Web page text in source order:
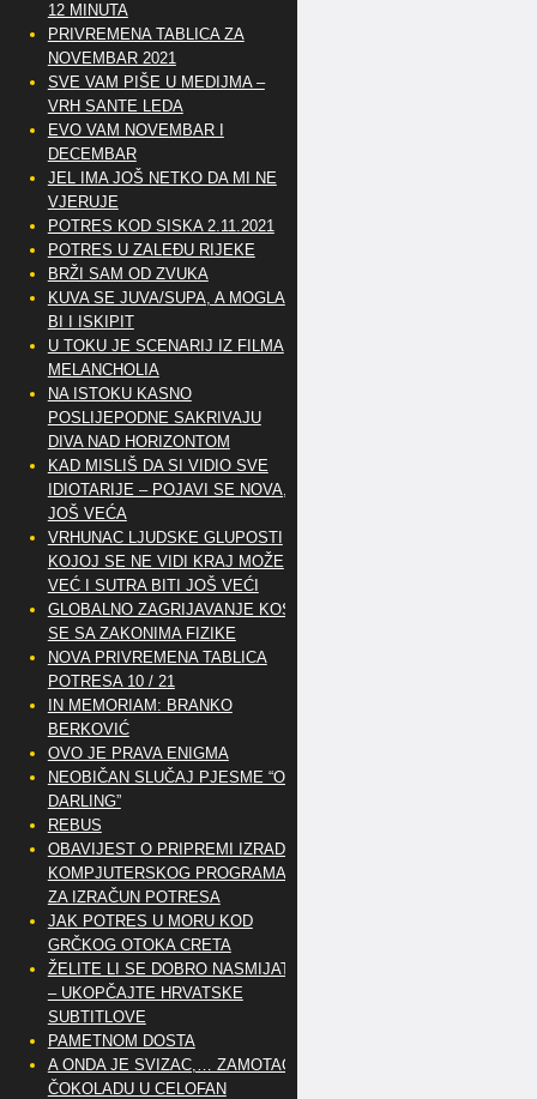
12 MINUTA
PRIVREMENA TABLICA ZA
NOVEMBAR 2021
SVE VAM PIŠE U MEDIJMA –
VRH SANTE LEDA
EVO VAM NOVEMBAR I
DECEMBAR
JEL IMA JOŠ NETKO DA MI NE
VJERUJE
POTRES KOD SISKA 2.11.2021
POTRES U ZALEĐU RIJEKE
BRŽI SAM OD ZVUKA
KUVA SE JUVA/SUPA, A MOGLA
BI I ISKIPIT
U TOKU JE SCENARIJ IZ FILMA
MELANCHOLIA
NA ISTOKU KASNO
POSLIJEPODNE SAKRIVAJU
DIVA NAD HORIZONTOM
KAD MISLIŠ DA SI VIDIO SVE
IDIOTARIJE – POJAVI SE NOVA,..
JOŠ VEĆA
VRHUNAC LJUDSKE GLUPOSTI
KOJOJ SE NE VIDI KRAJ MOŽE
VEĆ I SUTRA BITI JOŠ VEĆI
GLOBALNO ZAGRIJAVANJE KOSI
SE SA ZAKONIMA FIZIKE
NOVA PRIVREMENA TABLICA
POTRESA 10 / 21
IN MEMORIAM: BRANKO
BERKOVIĆ
OVO JE PRAVA ENIGMA
NEOBIČAN SLUČAJ PJESME “OH
DARLING”
REBUS
OBAVIJEST O PRIPREMI IZRADE
KOMPJUTERSKOG PROGRAMA
ZA IZRAČUN POTRESA
JAK POTRES U MORU KOD
GRČKOG OTOKA CRETA
ŽELITE LI SE DOBRO NASMIJATI
– UKOPČAJTE HRVATSKE
SUBTITLOVE
PAMETNOM DOSTA
A ONDA JE SVIZAC,… ZAMOTAO
ČOKOLADU U CELOFAN